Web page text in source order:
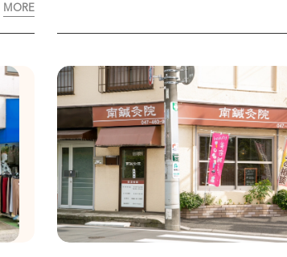
MORE